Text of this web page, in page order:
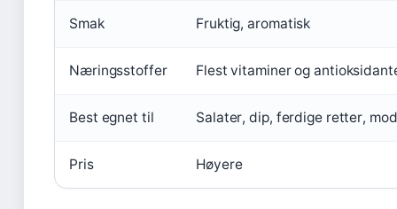
Smak Fruktig, aromatisk
Næringsstoffer Flest vitaminer og
Best egnet til Salater, dip, ferdige retter,
Pris Høyere